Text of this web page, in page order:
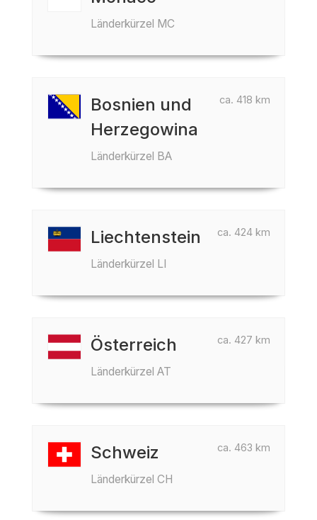
Länderkürzel MC
ca. 418 km
Bosnien und
Herzegowina
Länderkürzel BA
ca. 424 km
Liechtenstein
Länderkürzel LI
ca. 427 km
Österreich
Länderkürzel AT
ca. 463 km
Schweiz
Länderkürzel CH